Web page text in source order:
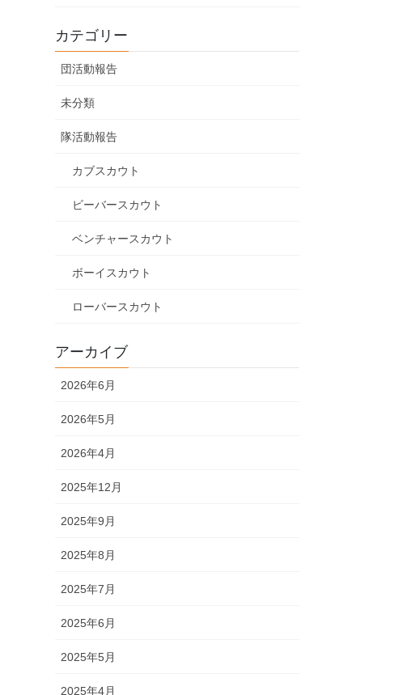
カテゴリー
団活動報告
未分類
隊活動報告
カブスカウト
ビーバースカウト
ベンチャースカウト
ボーイスカウト
ローバースカウト
アーカイブ
2026年6月
2026年5月
2026年4月
2025年12月
2025年9月
2025年8月
2025年7月
2025年6月
2025年5月
2025年4月